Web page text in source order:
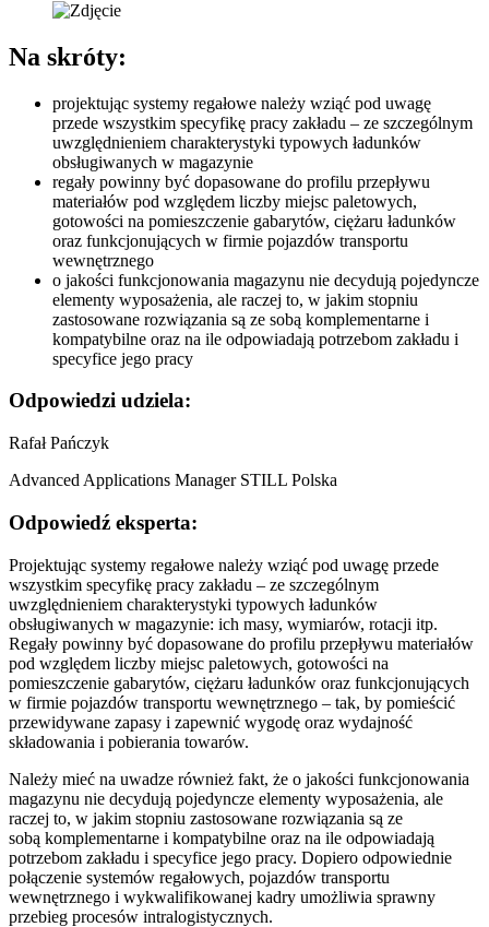
Na skróty:
projektując systemy regałowe należy wziąć pod uwagę
przede wszystkim specyfikę pracy zakładu – ze szczególnym
uwzględnieniem charakterystyki typowych ładunków
obsługiwanych w magazynie
regały powinny być dopasowane do profilu przepływu
materiałów pod względem liczby miejsc paletowych,
gotowości na pomieszczenie gabarytów, ciężaru ładunków
oraz funkcjonujących w firmie pojazdów transportu
wewnętrznego
o jakości funkcjonowania magazynu nie decydują pojedyncze
elementy wyposażenia, ale raczej to, w jakim stopniu
zastosowane rozwiązania są ze sobą komplementarne i
kompatybilne oraz na ile odpowiadają potrzebom zakładu i
specyfice jego pracy
Odpowiedzi udziela:
Rafał Pańczyk
Advanced Applications Manager STILL Polska
Odpowiedź eksperta:
Projektując systemy regałowe należy wziąć pod uwagę przede
wszystkim specyfikę pracy zakładu – ze szczególnym
uwzględnieniem charakterystyki typowych ładunków
obsługiwanych w magazynie: ich masy, wymiarów, rotacji itp.
Regały powinny być dopasowane do profilu przepływu materiałów
pod względem liczby miejsc paletowych, gotowości na
pomieszczenie gabarytów, ciężaru ładunków oraz funkcjonujących
w firmie pojazdów transportu wewnętrznego – tak, by pomieścić
przewidywane zapasy i zapewnić wygodę oraz wydajność
składowania i pobierania towarów.
Należy mieć na uwadze również fakt, że o jakości funkcjonowania
magazynu nie decydują pojedyncze elementy wyposażenia, ale
raczej to, w jakim stopniu zastosowane rozwiązania są ze
sobą komplementarne i kompatybilne oraz na ile odpowiadają
potrzebom zakładu i specyfice jego pracy. Dopiero odpowiednie
połączenie systemów regałowych, pojazdów transportu
wewnętrznego i wykwalifikowanej kadry umożliwia sprawny
przebieg procesów intralogistycznych.